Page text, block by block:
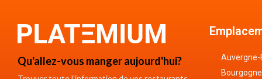
Qu'allez-vous manger aujourd'hui?
Auvergne-